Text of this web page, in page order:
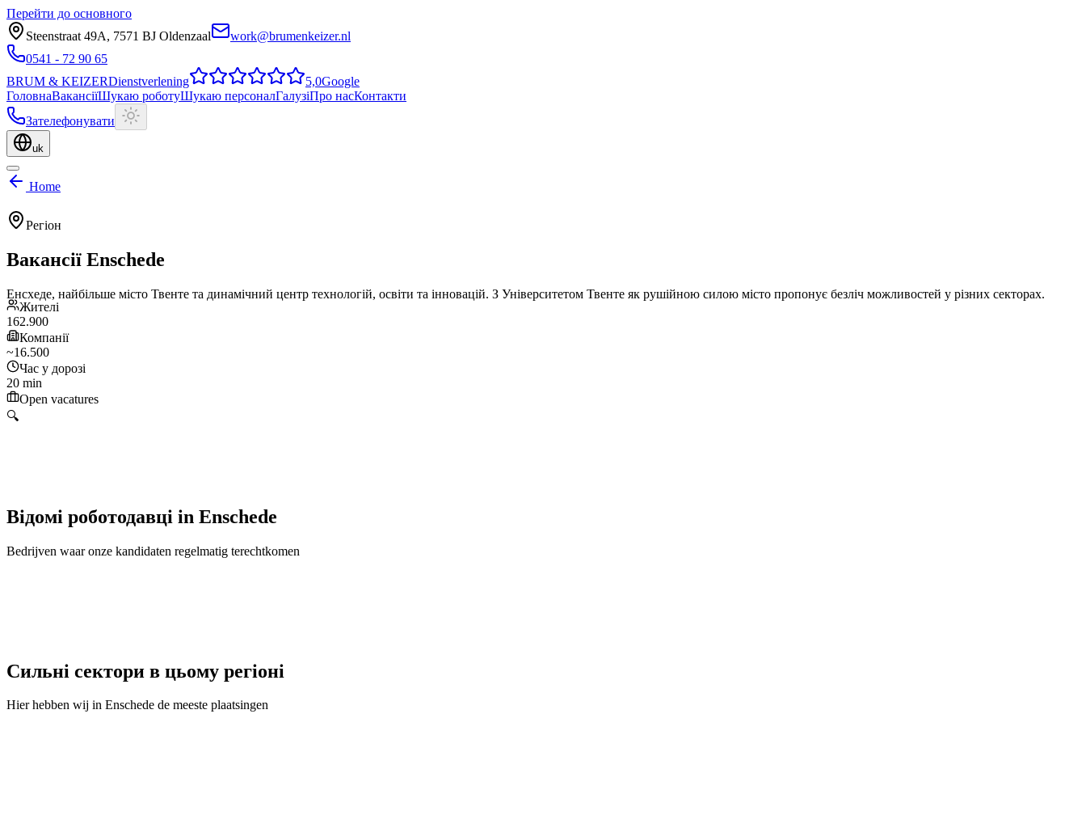
Перейти до основного
Steenstraat 49A, 7571 BJ Oldenzaal
work@brumenkeizer.nl
0541 - 72 90 65
BRUM & KEIZERDienstverlening 5,0Google
ГоловнаВакансіїШукаю роботуШукаю персоналГалузіПро насКонтакти
Зателефонувати
uk
Home
Регіон
Вакансії Enschede
Енсхеде, найбільше місто Твенте та динамічний центр технологій, освіти та інновацій. З Університетом Твенте як рушійною силою місто пропонує безліч можливостей у різних секторах.
Жителі
162.900
Компанії
~16.500
Час у дорозі
20 min
Open vacatures
🔍
Відомі роботодавці in Enschede
Bedrijven waar onze kandidaten regelmatig terechtkomen
Сильні сектори в цьому регіоні
Hier hebben wij in Enschede de meeste plaatsingen